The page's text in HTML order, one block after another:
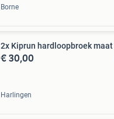
Borne
2x Kiprun hardloopbroek maat
€ 30,00
Harlingen